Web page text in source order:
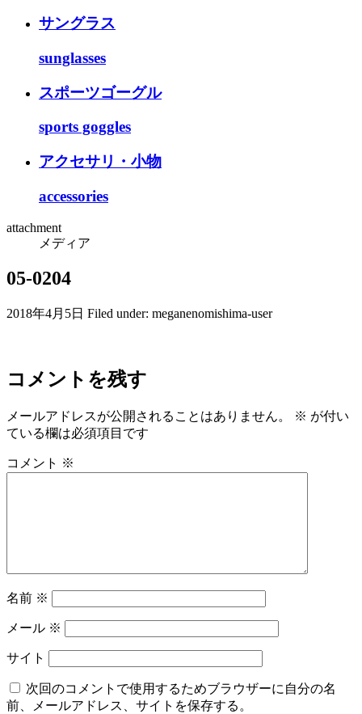
サングラス
sunglasses
スポーツゴーグル
sports goggles
アクセサリ・小物
accessories
attachment
メディア
05-0204
2018年4月5日 Filed under: meganenomishima-user
コメントを残す
メールアドレスが公開されることはありません。 ※ が付い
ている欄は必須項目です
コメント ※
名前 ※
メール ※
サイト
次回のコメントで使用するためブラウザーに自分の名
前、メールアドレス、サイトを保存する。